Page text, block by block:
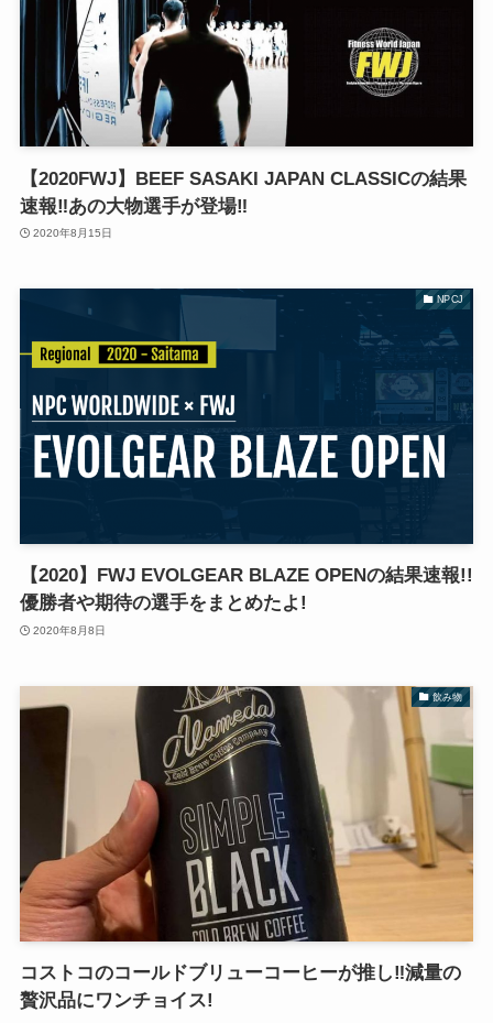
【2020FWJ】BEEF SASAKI JAPAN CLASSICの結果
速報‼︎あの大物選手が登場‼︎
2020年8月15日
NPCJ
【2020】FWJ EVOLGEAR BLAZE OPENの結果速報!!
優勝者や期待の選手をまとめたよ!
2020年8月8日
飲み物
コストコのコールドブリューコーヒーが推し‼︎減量の
贅沢品にワンチョイス!